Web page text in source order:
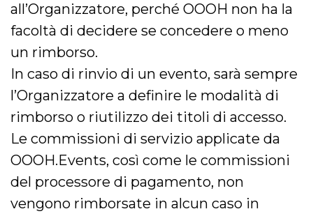
all’Organizzatore, perché OOOH non ha la
facoltà di decidere se concedere o meno
un rimborso.
In caso di rinvio di un evento, sarà sempre
l’Organizzatore a definire le modalità di
rimborso o riutilizzo dei titoli di accesso.
Le commissioni di servizio applicate da
OOOH.Events, così come le commissioni
del processore di pagamento, non
vengono rimborsate in alcun caso in